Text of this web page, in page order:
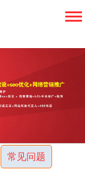
常见问题